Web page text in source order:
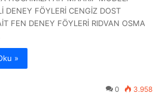
DENEY FÖYLERİ CENGİZ DOST
FEN DENEY FÖYLERİ RIDVAN OSMA
»
0 3.958